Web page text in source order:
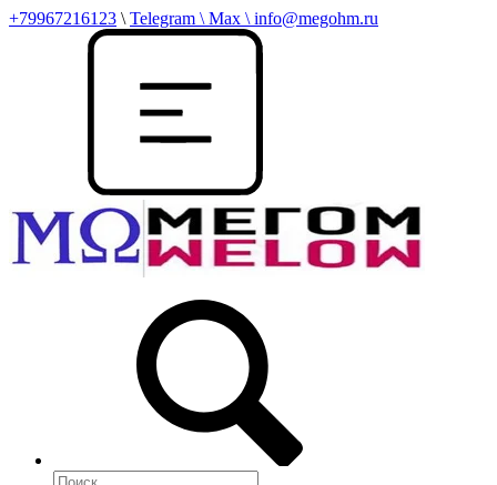
+79967216123 \ Telegram \ Max \ info@megohm.ru